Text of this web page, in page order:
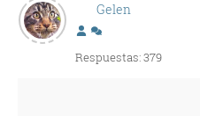
Gelen
Respuestas: 379